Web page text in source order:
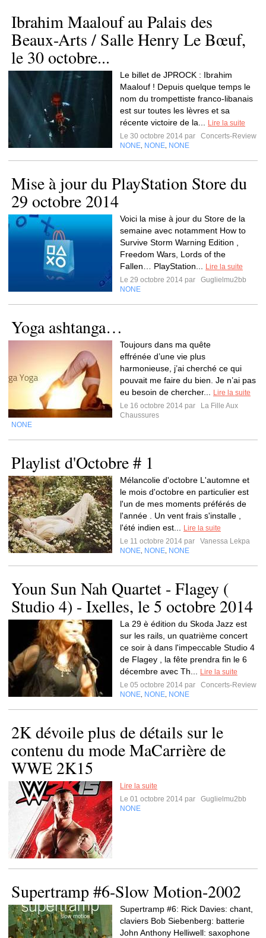
Ibrahim Maalouf au Palais des
Beaux-Arts / Salle Henry Le Bœuf,
le 30 octobre...
Le billet de JPROCK : Ibrahim
Maalouf ! Depuis quelque temps le
nom du trompettiste franco-libanais
est sur toutes les lèvres et sa
récente victoire de la...
Lire la suite
Le 30 octobre 2014 par
Concerts-Review
NONE NONE NONE
Mise à jour du PlayStation Store du
Voici la mise à jour du Store de la
semaine avec notamment How to
Survive Storm Warning Edition ,
Freedom Wars, Lords of the
Fallen… PlayStation...
Lire la suite
Le 29 octobre 2014 par
Guglielmu2bb
NONE
Yoga ashtanga…
Toujours dans ma quête
effrénée d’une vie plus
harmonieuse, j’ai cherché ce qui
pouvait me faire du bien. Je n’ai pas
eu besoin de chercher...
Lire la suite
Le 16 octobre 2014 par
La Fille Aux
Chaussures
NONE
Playlist d'Octobre # 1
Mélancolie d'octobre L'automne et
le mois d'octobre en particulier est
l'un de mes moments préférés de
l'année . Un vent frais s'installe ,
l'été indien est...
Lire la suite
Le 11 octobre 2014 par
Vanessa Lekpa
NONE NONE NONE
Youn Sun Nah Quartet - Flagey (
Studio 4) - Ixelles, le 5 octobre 2014
La 29 è édition du Skoda Jazz est
sur les rails, un quatrième concert
ce soir à dans l'impeccable Studio 4
de Flagey , la fête prendra fin le 6
décembre avec Th...
Lire la suite
Le 05 octobre 2014 par
Concerts-Review
NONE NONE NONE
2K dévoile plus de détails sur le
contenu du mode MaCarrière de
WWE 2K15
Lire la suite
Le 01 octobre 2014 par
Guglielmu2bb
NONE
Supertramp #6-Slow Motion-2002
Supertramp #6: Rick Davies: chant,
claviers Bob Siebenberg: batterie
John Anthony Helliwell: saxophone